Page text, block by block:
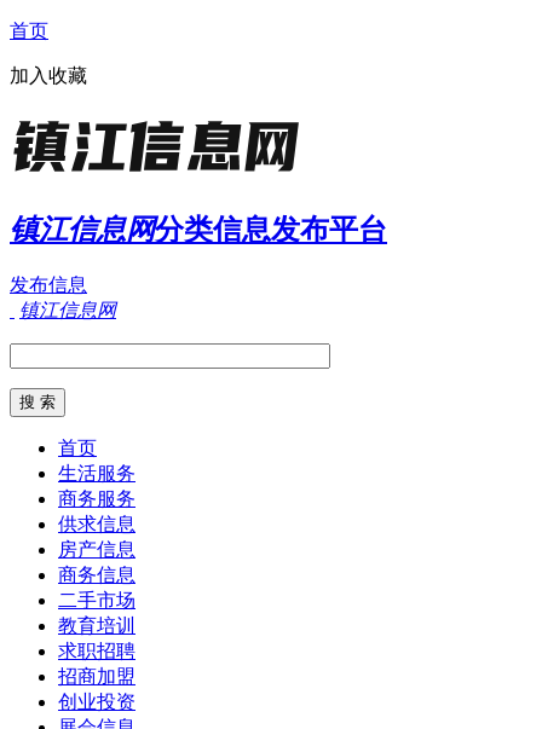
首页
加入收藏
镇江信息网分类信息发布平台
发布信息
镇江信息网
首页
生活服务
商务服务
供求信息
房产信息
商务信息
二手市场
教育培训
求职招聘
招商加盟
创业投资